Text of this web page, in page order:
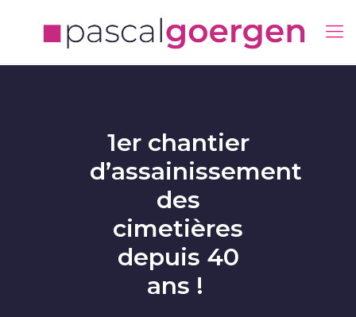
1er chantier
d’assainissement
des
cimetières
depuis 40
ans !